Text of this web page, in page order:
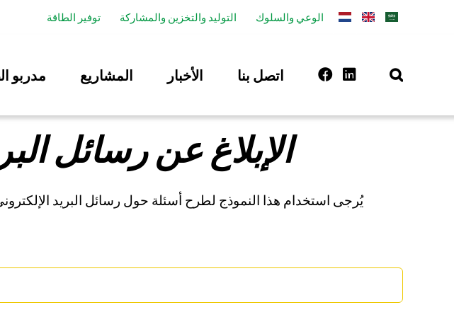
توفير الطاقة التوليد والتخزين والمشاركة الوعي والسلوك
مدربو المشاريع الأخبار اتصل بنا
الإبلاغ عن رسائل
يُرجى استخدام هذا النموذج لطرح أسئلة حول رسائل البريد